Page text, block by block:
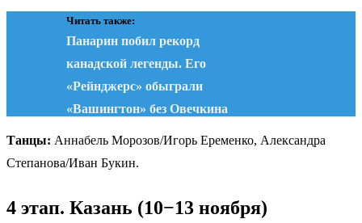
Читать также:
Панарин побил рекорд
канадской легенды. Его
«Рейнджерс» обыграли
«Вашингтон» без Овечкина
Танцы: Аннабель Морозов/Игорь Еременко, Александра
Степанова/Иван Букин.
4 этап. Казань (10−13 ноября)